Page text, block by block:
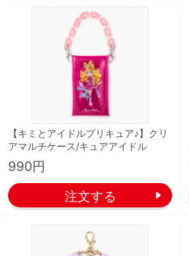
【キミとアイドルプリキュア♪】クリ
アマルチケース/キュアアイドル
990円